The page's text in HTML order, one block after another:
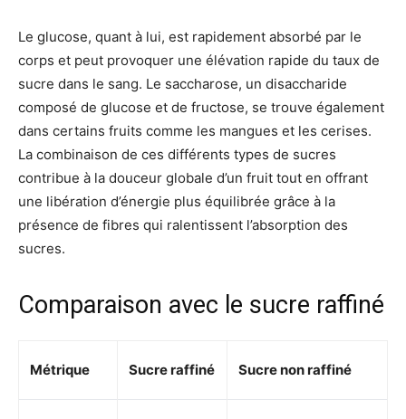
Le glucose, quant à lui, est rapidement absorbé par le
corps et peut provoquer une élévation rapide du taux de
sucre dans le sang. Le saccharose, un disaccharide
composé de glucose et de fructose, se trouve également
dans certains fruits comme les mangues et les cerises.
La combinaison de ces différents types de sucres
contribue à la douceur globale d’un fruit tout en offrant
une libération d’énergie plus équilibrée grâce à la
présence de fibres qui ralentissent l’absorption des
sucres.
Comparaison avec le sucre raffiné
Métrique Sucre raffiné Sucre non raffiné